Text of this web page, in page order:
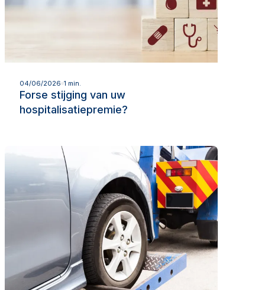
04/06/2026 1 min.
Forse stijging van uw
hospitalisatiepremie?
Lees meer